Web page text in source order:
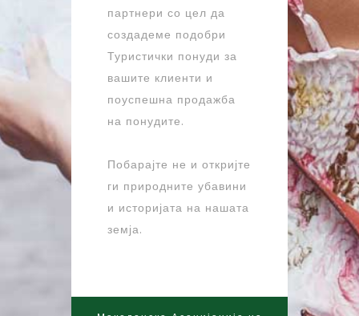
партнери со цел да
создадеме подобри
Туристички понуди за
вашите клиенти и
поуспешна продажба
на понудите.
Побарајте не и откријте
ги природните убавини
и историјата на нашата
земја.